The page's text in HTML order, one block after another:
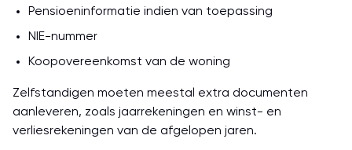
Pensioeninformatie indien van toepassing
NIE-nummer
Koopovereenkomst van de woning
Zelfstandigen moeten meestal extra documenten
aanleveren, zoals jaarrekeningen en winst- en
verliesrekeningen van de afgelopen jaren.